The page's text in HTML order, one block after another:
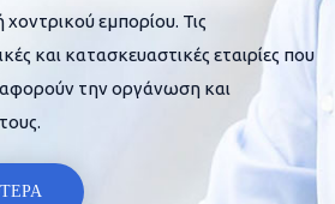
χοντρικού εμπορίου. Τις
και κατασκευαστικές εταιρίες που
την οργάνωση και